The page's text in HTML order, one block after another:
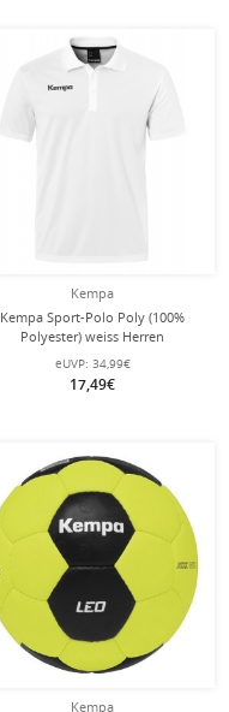
Kempa
Kempa Sport-Polo Poly (100%
Polyester) weiss Herren
eUVP: 34,99€
17,49€
Kempa